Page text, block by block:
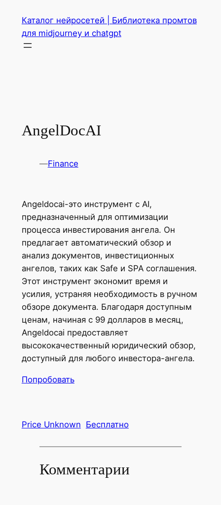
содержимому
Каталог нейросетей | Библиотека промтов
для midjourney и chatgpt
AngelDocAI
—Finance
Angeldocai-это инструмент с AI,
предназначенный для оптимизации
процесса инвестирования ангела. Он
предлагает автоматический обзор и
анализ документов, инвестиционных
ангелов, таких как Safe и SPA соглашения.
Этот инструмент экономит время и
усилия, устраняя необходимость в ручном
обзоре документа. Благодаря доступным
ценам, начиная с 99 долларов в месяц,
Angeldocai предоставляет
высококачественный юридический обзор,
доступный для любого инвестора-ангела.
Попробовать
Price Unknown Бесплатно
Комментарии